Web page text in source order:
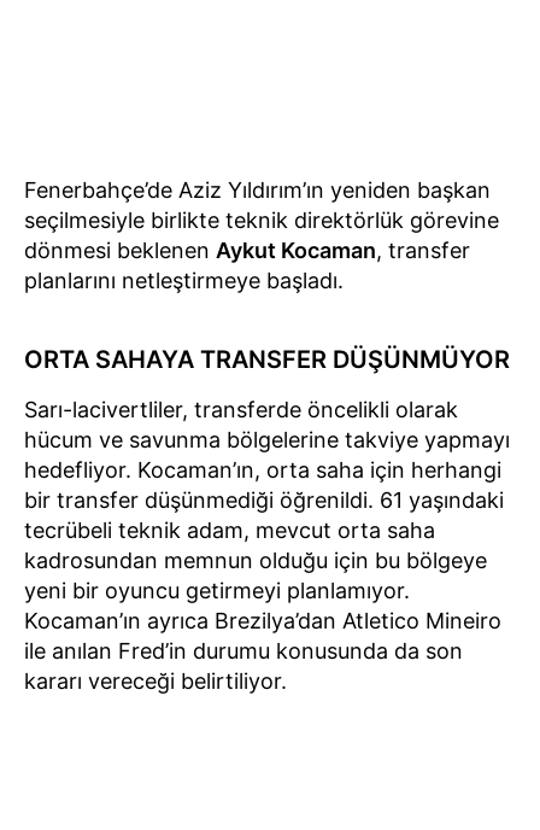
Fenerbahçe’de Aziz Yıldırım’ın yeniden başkan
seçilmesiyle birlikte teknik direktörlük görevine
dönmesi beklenen Aykut Kocaman, transfer
planlarını netleştirmeye başladı.
ORTA SAHAYA TRANSFER DÜŞÜNMÜYOR
Sarı-lacivertliler, transferde öncelikli olarak
hücum ve savunma bölgelerine takviye yapmayı
hedefliyor. Kocaman’ın, orta saha için herhangi
bir transfer düşünmediği öğrenildi. 61 yaşındaki
tecrübeli teknik adam, mevcut orta saha
kadrosundan memnun olduğu için bu bölgeye
yeni bir oyuncu getirmeyi planlamıyor.
Kocaman’ın ayrıca Brezilya’dan Atletico Mineiro
ile anılan Fred’in durumu konusunda da son
kararı vereceği belirtiliyor.